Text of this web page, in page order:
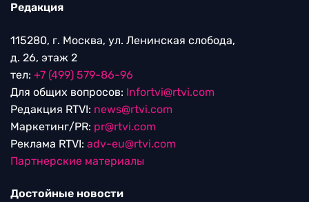
Редакция
115280, г. Москва, ул. Ленинская слобода,
д. 26, этаж 2
тел: +7 (499) 579-86-96
Для общих вопросов: Infortvi@rtvi.com
Редакция RTVI: news@rtvi.com
Маркетинг/PR: pr@rtvi.com
Реклама RTVI: adv-eu@rtvi.com
Партнерские материалы
Достойные новости